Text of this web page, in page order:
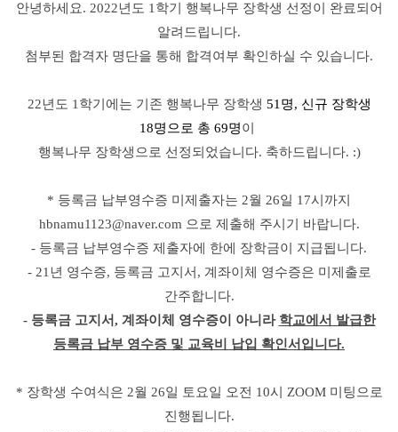
안녕하세요. 2022년도 1학기 행복나무 장학생 선정이 완료되어
알려드립니다.
첨부된 합격자 명단을 통해 합격여부 확인하실 수 있습니다.
22년도 1학기에는 기존 행복나무 장학생 51명, 신규 장학생
18명으로 총 69명이
행복나무 장학생으로 선정되었습니다. 축하드립니다. :)
* 등록금 납부영수증 미제출자는 2월 26일 17시까지
hbnamu1123@naver.com 으로 제출해 주시기 바랍니다.
- 등록금 납부영수증 제출자에 한에 장학금이 지급됩니다.
- 21년 영수증, 등록금 고지서 , 계좌이체 영수증은 미제출로
간주합니다.
- 등록금 고지서, 계좌이체 영수증이 아니라 학교에서 발급한
등록금 납부 영수증 및 교육비 납입 확인서입니다.
* 장학생 수여식은 2월 26일 토요일 오전 10시 ZOOM 미팅으로
진행됩니다.